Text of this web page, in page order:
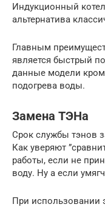
Индукционный
альтернатива
Главным
является быстрый
данные модели
подогрева воды.
Замена ТЭНа
Срок службы тэнов
Как уверяют
работы, если не
воду. Ну а если
При использовании